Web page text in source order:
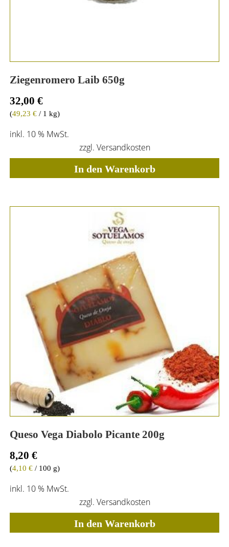
Ziegenromero Laib 650g
32,00 €
(49,23 €/ 1 kg)
inkl. 10 % MwSt.
zzgl. Versandkosten
In den Warenkorb
Queso Vega Diabolo Picante 200g
8,20 €
(4,10 €/ 100 g)
inkl. 10 % MwSt.
zzgl. Versandkosten
In den Warenkorb